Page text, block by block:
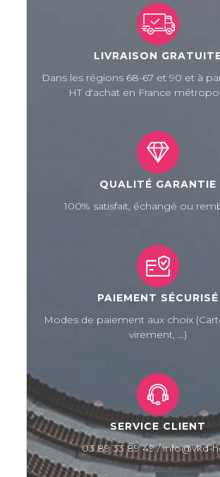
LIVRAISON
Dans les régions 68-67 et 90 et à
HT d'achat en France
QUALITÉ GARANTIE
100% satisfait, échangé ou
PAIEMENT SÉCURISÉ
Modes de paiement aux choix
virement, ...)
SERVICE CLIENT
03 89 33 89 49 / info@vkd-